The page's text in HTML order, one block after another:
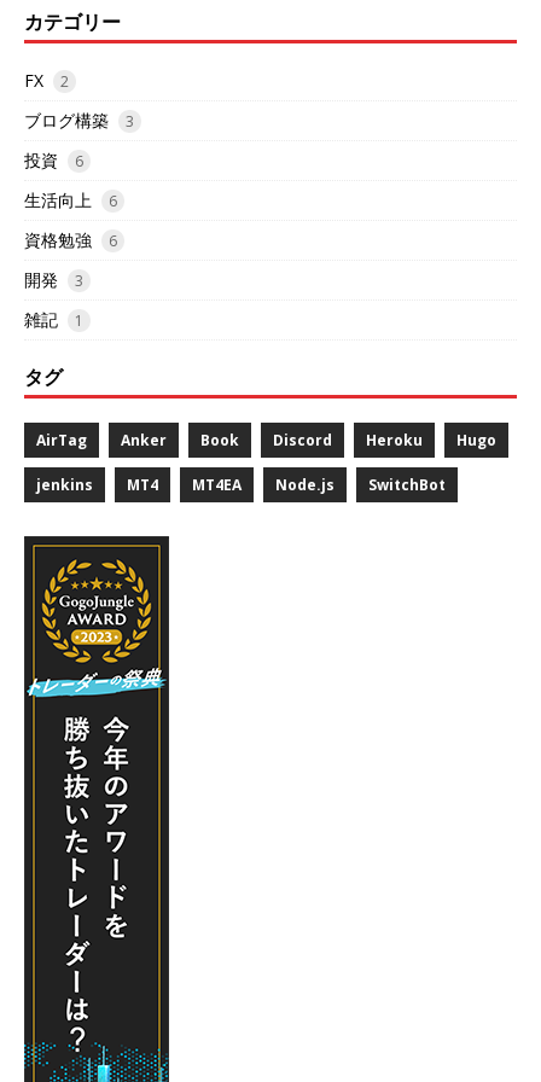
カテゴリー
FX 2
ブログ構築 3
投資 6
生活向上 6
資格勉強 6
開発 3
雑記 1
タグ
AirTag Anker Book Discord Heroku Hugo
jenkins MT4 MT4EA Node.js SwitchBot